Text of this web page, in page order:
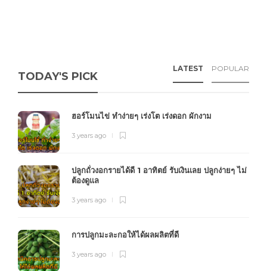
TODAY'S PICK
LATEST POPULAR
ฮอร์โมนไข่ ทำง่ายๆ เร่งโต เร่งดอก ผักงาม
3 years ago
ปลูกถั่วงอกรายได้ดี 1 อาทิตย์ รับเงินเลย ปลูกง่ายๆ ไม่
ต้องดูแล
3 years ago
การปลูกมะละกอให้ได้ผลผลิตที่ดี
3 years ago